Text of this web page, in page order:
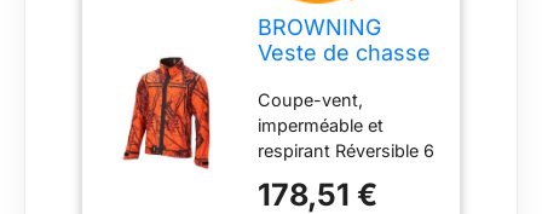
BROWNING
Veste de chasse
Moblaze Marron
- M
Coupe-vent,
imperméable et
respirant Réversible 6
côté Zips de
178,51 €